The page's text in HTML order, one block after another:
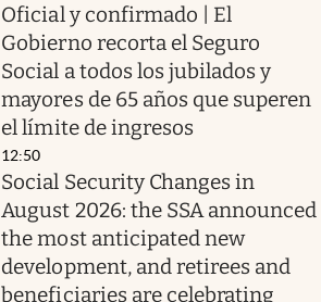
Oficial y confirmado | El
Gobierno recorta el Seguro
Social a todos los jubilados y
mayores de 65 años que superen
el límite de ingresos
12:50
Social Security Changes in
August 2026: the SSA announced
the most anticipated new
development, and retirees and
beneficiaries are celebrating